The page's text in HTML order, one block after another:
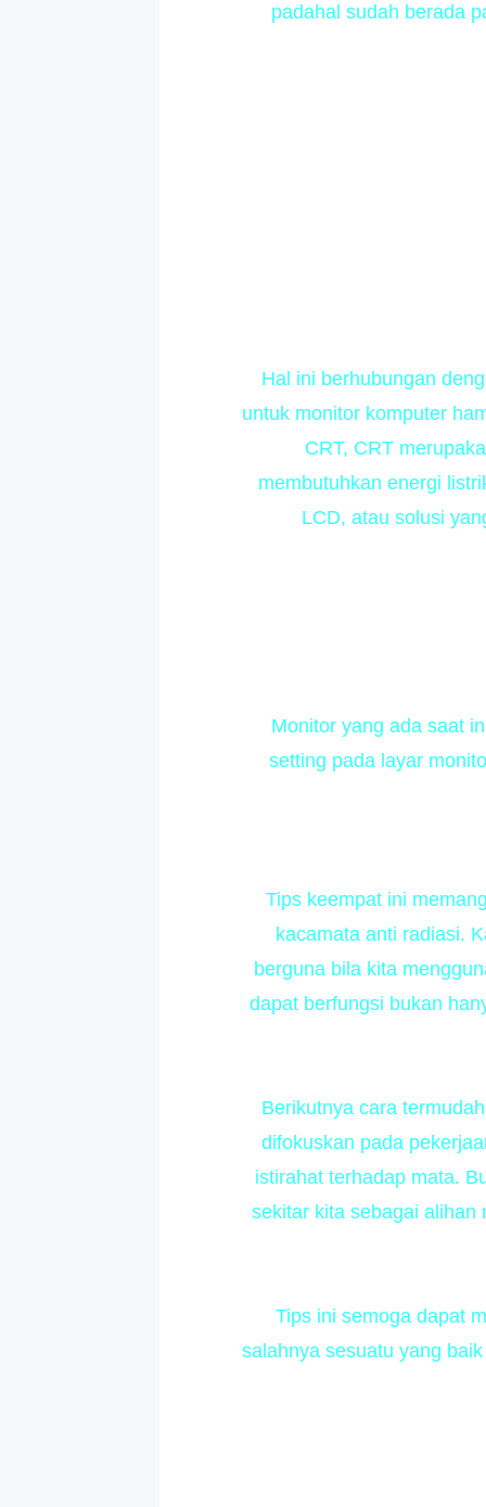
padahal sudah berada
Hal ini berhubungan
untuk monitor komputer
CRT, CRT
membutuhkan energi
LCD, atau solusi
Monitor yang ada saat
setting pada layar
Tips keempat ini
kacamata anti radiasi.
berguna bila kita
dapat berfungsi bukan
Berikutnya cara
difokuskan pada
istirahat terhadap mata.
sekitar kita sebagai alihan
Tips ini semoga dapat
salahnya sesuatu yang